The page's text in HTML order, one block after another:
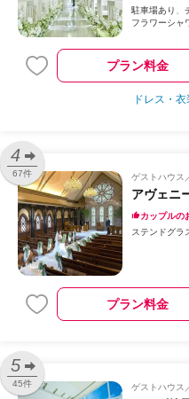
駐車場あり
フラワーシャ
プラン料金
ドレス・
4
67件 ゲストハウス
アヴェニ
カップルの
ステンドグラ
プラン料金
5
45件 ゲストハウス